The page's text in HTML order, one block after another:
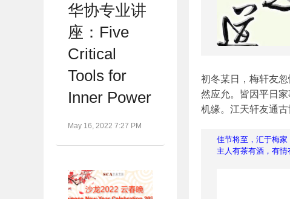
初冬某日，梅轩友
然应允。皆因平日
机缘。江天轩友通
主人有茶有酒，有情
华协专业讲
座：Five
Critical
Tools for
Inner Power
May 16, 2022 7:27 PM